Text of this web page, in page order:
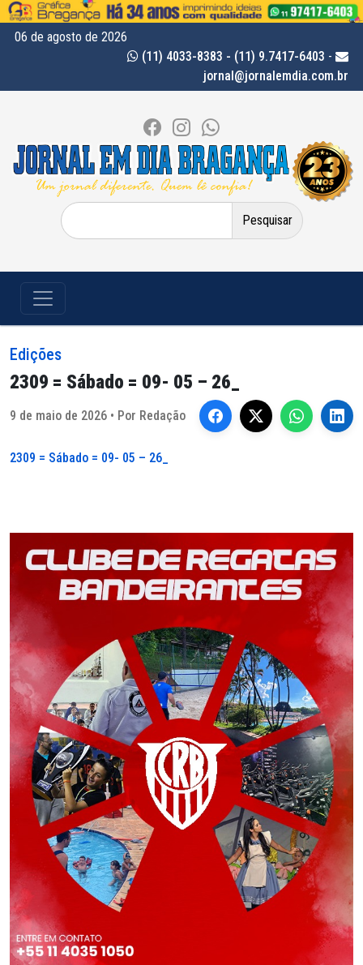
06 de agosto de 2026
(11) 4033-8383 - (11) 9.7417-6403 -
jornal@jornalemdia.com.br
Pesquisar
por:
Edições
2309 = Sábado = 09- 05 – 26_
9 de maio de 2026 • Por Redação
2309 = Sábado = 09- 05 – 26_